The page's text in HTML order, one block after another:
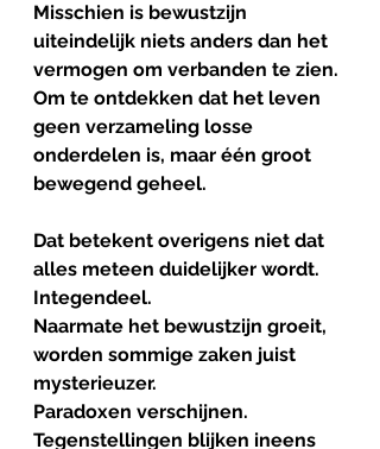
Misschien is bewustzijn
uiteindelijk niets anders dan het
vermogen om verbanden te zien.
Om te ontdekken dat het leven
geen verzameling losse
onderdelen is, maar één groot
bewegend geheel.
Dat betekent overigens niet dat
alles meteen duidelijker wordt.
Integendeel.
Naarmate het bewustzijn groeit,
worden sommige zaken juist
mysterieuzer.
Paradoxen verschijnen.
Tegenstellingen blijken ineens